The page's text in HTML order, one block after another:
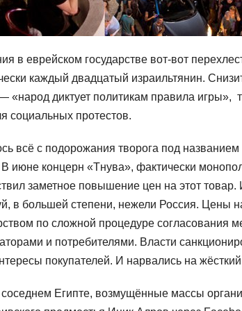
в еврейском государстве вот-вот
каждый двадцатый израильтянин.
«народ диктует политикам правила игры»,
социальных протестов.
всё с подорожания творога под
июне концерн «Тнува», фактически
заметное повышение цен на этот
в большей степени, нежели Россия. Цены
по сложной процедуре согласования
и потребителями. Власти
покупателей. И нарвались на
соседнем Египте, возмущённые массы